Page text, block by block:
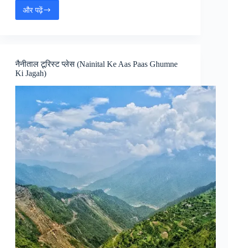
और पढ़ेंPACL
Ka
Paisa
नैनीताल टूरिस्ट प्लेस (Nainital Ke Aas Paas Ghumne
Ki Jagah)